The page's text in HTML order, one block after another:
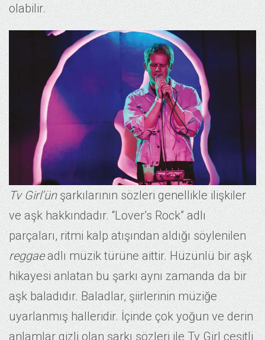
olabilir.
Tv Girl’ün şarkılarının sözleri genellikle ilişkiler
ve aşk hakkındadır. “Lover’s Rock” adlı
parçaları, ritmi kalp atışından aldığı söylenilen
reggaeadlı müzik türüne aittir. Hüzünlü bir aşk
hikayesi anlatan bu şarkı aynı zamanda da bir
aşk baladıdır. Baladlar, şiirlerinin müziğe
uyarlanmış halleridir. İçinde çok yoğun ve derin
anlamlar gizli olan şarkı sözleri ile Tv Girl çeşitli